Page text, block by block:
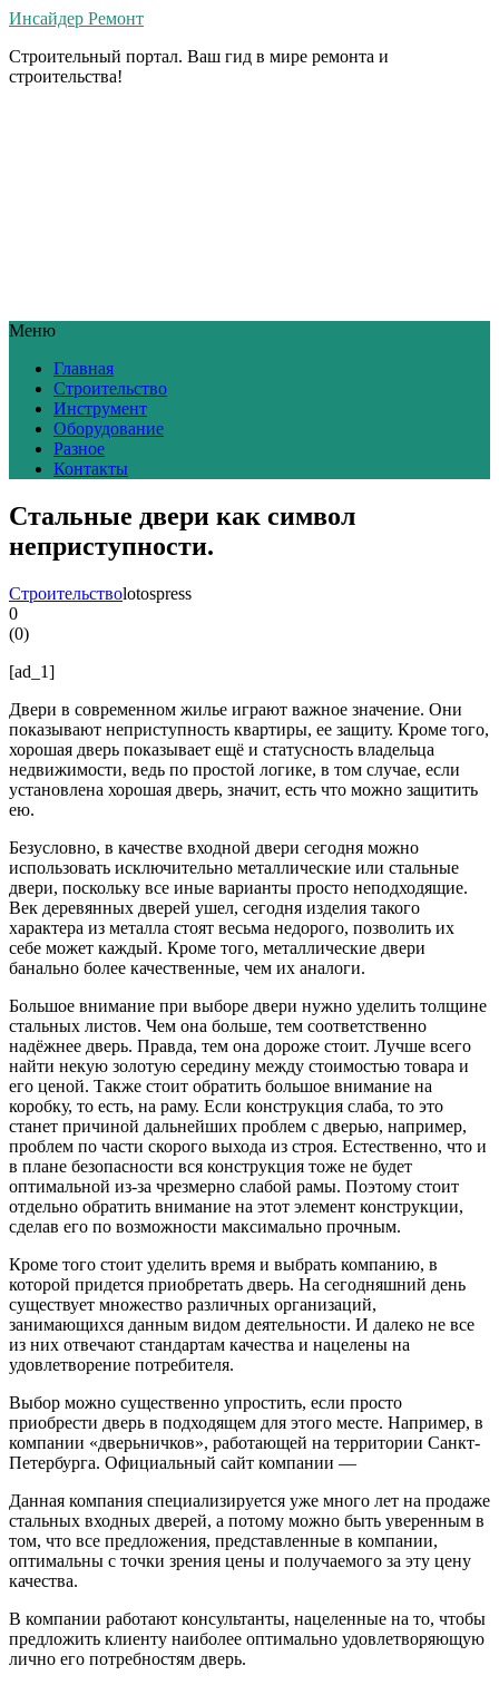
Инсайдер Ремонт
Строительный портал. Ваш гид в мире ремонта и
строительства!
Меню
Главная
Строительство
Инструмент
Оборудование
Разное
Контакты
Стальные двери как символ
неприступности.
Строительствоlotospress
0
(0)
[ad_1]
Двери в современном жилье играют важное значение. Они
показывают неприступность квартиры, ее защиту. Кроме того,
хорошая дверь показывает ещё и статусность владельца
недвижимости, ведь по простой логике, в том случае, если
установлена хорошая дверь, значит, есть что можно защитить
ею.
Безусловно, в качестве входной двери сегодня можно
использовать исключительно металлические или стальные
двери, поскольку все иные варианты просто неподходящие.
Век деревянных дверей ушел, сегодня изделия такого
характера из металла стоят весьма недорого, позволить их
себе может каждый. Кроме того, металлические двери
банально более качественные, чем их аналоги.
Большое внимание при выборе двери нужно уделить толщине
стальных листов. Чем она больше, тем соответственно
надёжнее дверь. Правда, тем она дороже стоит. Лучше всего
найти некую золотую середину между стоимостью товара и
его ценой. Также стоит обратить большое внимание на
коробку, то есть, на раму. Если конструкция слаба, то это
станет причиной дальнейших проблем с дверью, например,
проблем по части скорого выхода из строя. Естественно, что и
в плане безопасности вся конструкция тоже не будет
оптимальной из-за чрезмерно слабой рамы. Поэтому стоит
отдельно обратить внимание на этот элемент конструкции,
сделав его по возможности максимально прочным.
Кроме того стоит уделить время и выбрать компанию, в
которой придется приобретать дверь. На сегодняшний день
существует множество различных организаций,
занимающихся данным видом деятельности. И далеко не все
из них отвечают стандартам качества и нацелены на
удовлетворение потребителя.
Выбор можно существенно упростить, если просто
приобрести дверь в подходящем для этого месте. Например, в
компании «дверьничков», работающей на территории Санкт-
Петербурга. Официальный сайт компании —
Данная компания специализируется уже много лет на продаже
стальных входных дверей, а потому можно быть уверенным в
том, что все предложения, представленные в компании,
оптимальны с точки зрения цены и получаемого за эту цену
качества.
В компании работают консультанты, нацеленные на то, чтобы
предложить клиенту наиболее оптимально удовлетворяющую
лично его потребностям дверь.